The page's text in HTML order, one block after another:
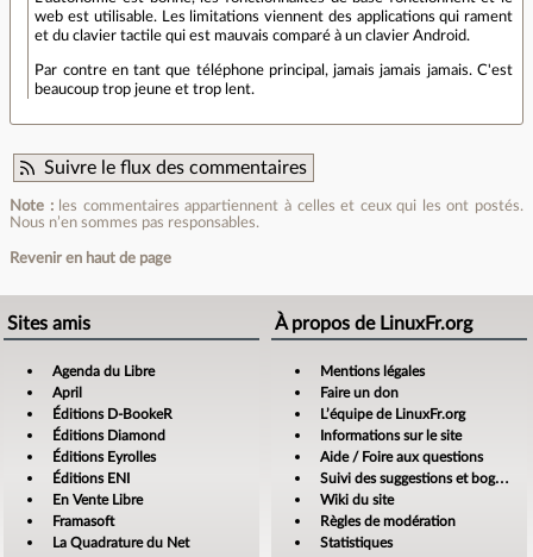
web est utilisable. Les limitations viennent des applications qui rament
et du clavier tactile qui est mauvais comparé à un clavier Android.
Par contre en tant que téléphone principal, jamais jamais jamais. C'est
beaucoup trop jeune et trop lent.
Suivre le flux des commentaires
Note :les commentaires appartiennent à celles et ceux qui les ont postés.
Nous n’en sommes pas responsables.
Revenir en haut de page
Sites amis
Agenda du Libre
April
Éditions D-BookeR
Éditions Diamond
Éditions Eyrolles
Éditions ENI
En Vente Libre
Framasoft
La Quadrature du Net
À propos de LinuxFr.org
Mentions légales
Faire un don
L’équipe de LinuxFr.org
Informations sur le site
Aide / Foire aux questions
Suivi des suggestions et bogues
Wiki du site
Règles de modération
Statistiques